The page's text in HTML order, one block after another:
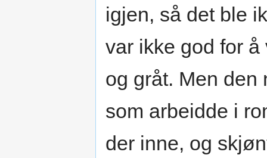
igjen, så det ble
var ikke god for
og gråt. Men den
som arbeidde i
der inne, og